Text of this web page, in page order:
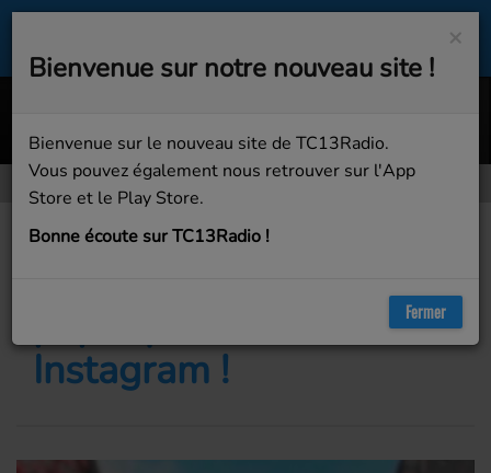
MARTIN
Épisode 7 – Pierrot, le
papa qui cartonne sur
Instagram !
×
Bienvenue sur notre nouveau site !
Bienvenue sur le nouveau site de TC13Radio.
Vous pouvez également nous retrouver sur l'App
Store et le Play Store.
Bonne écoute sur TC13Radio !
Fermer